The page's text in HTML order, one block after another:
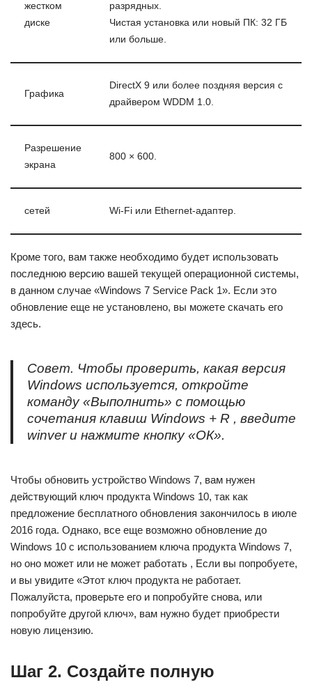
жестком
диске
разрядных.
Чистая установка или новый ПК: 32 ГБ
или больше.
Графика
DirectX 9 или более поздняя версия с
драйвером WDDM 1.0.
Разрешение
экрана
800 × 600.
сетей Wi-Fi или Ethernet-адаптер.
Кроме того, вам также необходимо будет использовать
последнюю версию вашей текущей операционной системы,
в данном случае «Windows 7 Service Pack 1». Если это
обновление еще не установлено, вы можете скачать его
здесь.
Совет. Чтобы проверить, какая версия
Windows используется, откройте
команду «Выполнить» с помощью
сочетания клавиш Windows + R , введите
winver и нажмите кнопку «ОК».
Чтобы обновить устройство Windows 7, вам нужен
действующий ключ продукта Windows 10, так как
предложение бесплатного обновления закончилось в июле
2016 года. Однако, все еще возможно обновление до
Windows 10 с использованием ключа продукта Windows 7,
но оно может или не может работать , Если вы попробуете,
и вы увидите «Этот ключ продукта не работает.
Пожалуйста, проверьте его и попробуйте снова, или
попробуйте другой ключ», вам нужно будет приобрести
новую лицензию.
Шаг 2. Создайте полную